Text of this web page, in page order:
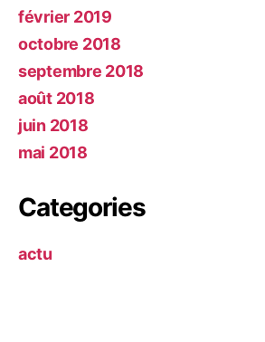
février 2019
octobre 2018
septembre 2018
août 2018
juin 2018
mai 2018
Categories
actu